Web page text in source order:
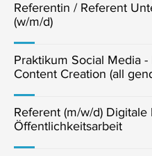
Referentin / Referent
(w/m/d)
Praktikum Social Media
Content Creation (all
Referent (m/w/d)
Öffentlichkeitsarbeit